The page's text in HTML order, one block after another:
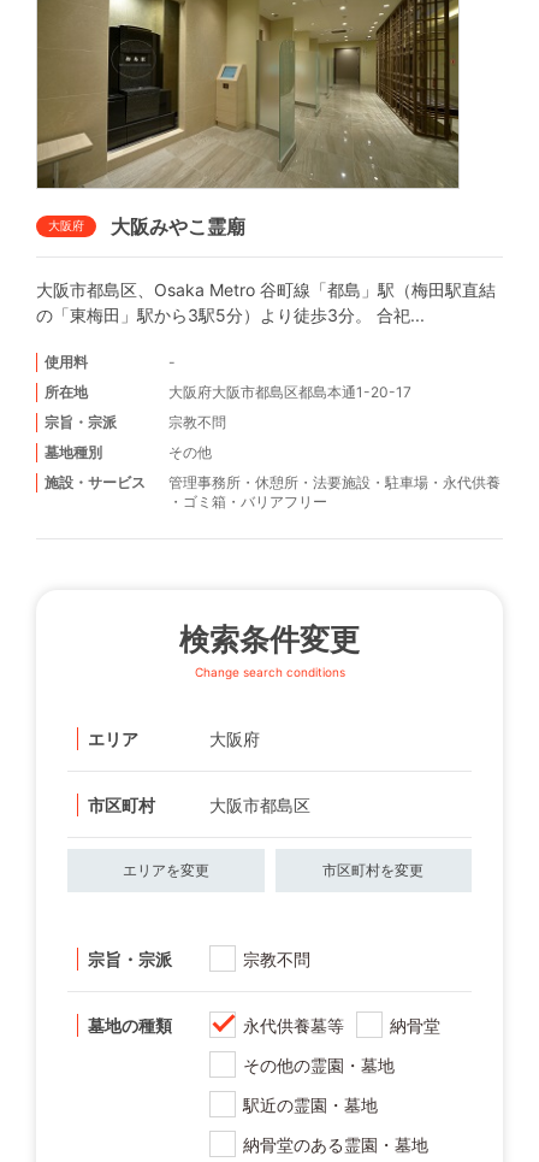
大阪府 大阪みやこ霊廟
大阪市都島区、Osaka Metro 谷町線「都島」駅（梅田駅直結
の「東梅田」駅から3駅5分）より徒歩3分。 合祀...
使用料
-
所在地
大阪府大阪市都島区都島本通1-20-17
宗旨・宗派
宗教不問
墓地種別
その他
施設・サービス
管理事務所 ・ 休憩所 ・ 法要施設 ・ 駐車場 ・ 永代供養
・ ゴミ箱 ・ バリアフリー
検索条件変更
Change search conditions
エリア 大阪府
市区町村 大阪市都島区
エリアを変更 市区町村を変更
宗旨・宗派 宗教不問
墓地の種類 永代供養墓等
納骨堂
その他の霊園・墓地
駅近の霊園・墓地
納骨堂のある霊園・墓地